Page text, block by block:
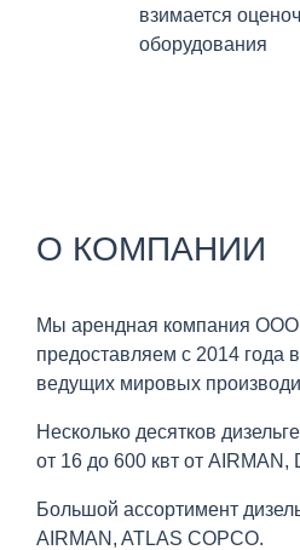
взимается
оборудования
О КОМПАНИИ
Мы арендная компания
предоставляем с 2014 года
ведущих мировых
Несколько десятков
от 16 до 600 квт от
Большой ассортимент
AIRMAN, ATLAS COPCO.